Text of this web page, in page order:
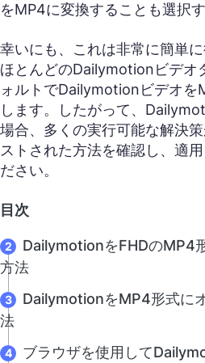
をMP4に変換することも選択す
幸いにも、これは非常に簡単に
ほとんどのDailymotionビデオ
ォルトでDailymotionビデオを
します。したがって、
場合、多くの実行可能な解決
ストされた方法を確認し、適
ださい。
目次
DailymotionをFHDのMP4
方法
DailymotionをMP4形式に
法
ブラウザを使用して